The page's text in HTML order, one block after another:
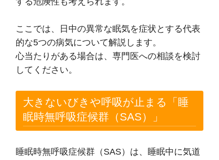
ここでは、日中の異常な眠気を症状とする代表
的な5つの病気について解説します。
心当たりがある場合は、専門医への相談を検討
してください。
大きないびきや呼吸が止まる「睡
眠時無呼吸症候群（SAS）」
睡眠時無呼吸症候群（SAS）は、睡眠中に気道